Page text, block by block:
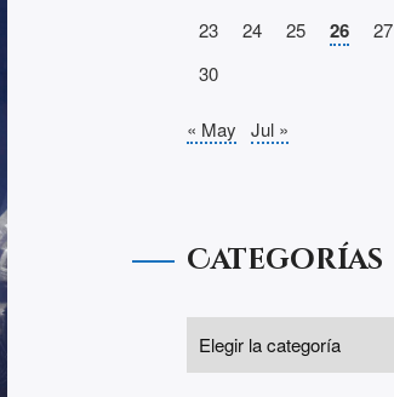
23
24 25 26 27
30
« May Jul »
Categorías